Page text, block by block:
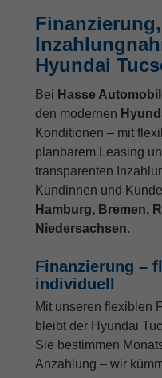
Hyundai
Bei Hasse
den modernen
Konditionen – mit
planbarem Leasing
transparenten
Kundinnen und
Hamburg, Bremen,
Niedersachsen.
Finanzierung –
individuell
Mit unseren flexiblen
bleibt der Hyundai
Sie bestimmen
Anzahlung – wir